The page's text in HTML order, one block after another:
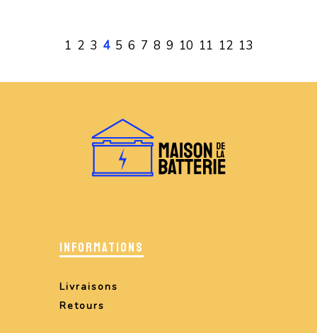
1 2 3 4 5 6 7 8 9 10 11 12 13
INFORMATIONS
Livraisons
Retours